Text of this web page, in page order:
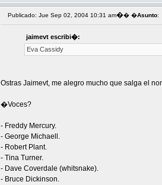
Publicado: Jue Sep 02, 2004 10:31 am�� �Asunto:
jaimevt escribi�:
Eva Cassidy
Ostras Jaimevt, me alegro mucho que salga el
�Voces?
- Freddy Mercury.
- George Michaell.
- Robert Plant.
- Tina Turner.
- Dave Coverdale (whitsnake).
- Bruce Dickinson.